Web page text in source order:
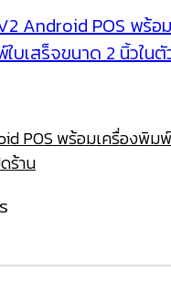
POS พร้อมเครื่องพิม
ร้าน